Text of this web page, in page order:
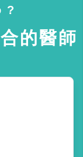
?
的醫師